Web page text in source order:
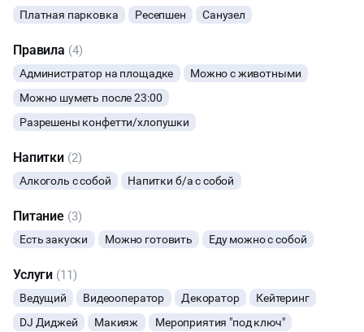
Платная парковка
Ресепшен Санузел
Правила (4)
Администратор на площадке
Можно с животными
Можно шуметь после 23:00
Разрешены конфетти/хлопушки
Напитки (2)
Алкоголь с собой Напитки б/а с собой
Питание (3)
Есть закуски Можно готовить Еду можно с собой
Услуги (11)
Ведущий Видеооператор Декоратор
Кейтеринг
DJ Диджей
Макияж
Мероприятия "под ключ"
ЮБИЛЕЙ
ЙОГА И РАСТЯЖКА
ФИТНЕС
МАЛЬЧИШНИК
ДИСКОТЕКА
НОВЫЙ ГОД